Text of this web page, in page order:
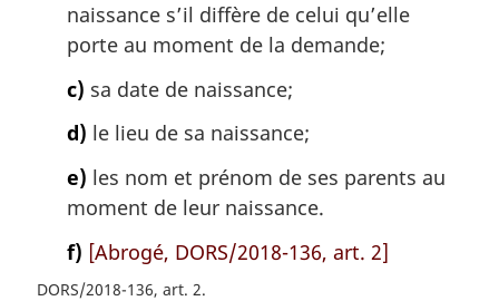
naissance s’il diffère de celui qu’elle
porte au moment de la demande;
c) sa date de naissance;
d) le lieu de sa naissance;
e) les nom et prénom de ses parents au
moment de leur naissance.
f) [Abrogé, DORS/2018-136, art. 2]
DORS/2018-136, art. 2